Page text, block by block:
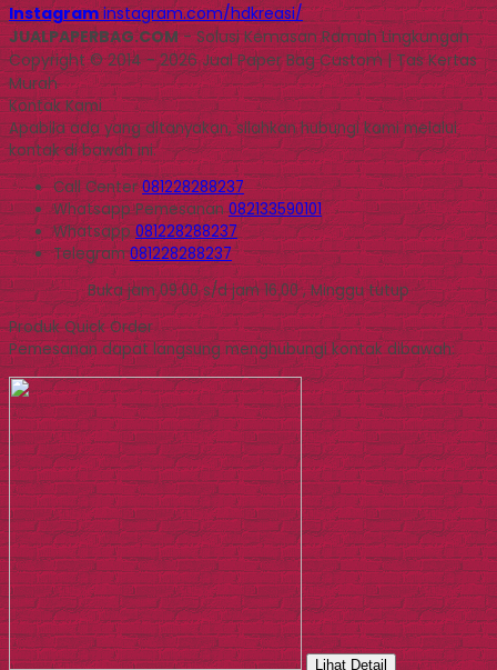
Instagram instagram.com/hdkreasi/
JUALPAPERBAG.COM- Solusi Kemasan Ramah Lingkungan
Copyright © 2014 - 2026 Jual Paper Bag Custom | Tas Kertas
Murah
Kontak Kami
Apabila ada yang ditanyakan, silahkan hubungi kami melalui
kontak di bawah ini.
Call Center081228288237
WhatsappPemesanan 082133590101
Whatsapp081228288237
Telegram081228288237
Buka jam 09.00 s/d jam 16.00 , Minggu tutup
Produk Quick Order
Pemesanan dapat langsung menghubungi kontak dibawah:
Lihat Detail